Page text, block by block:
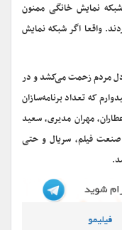
شبکه نمایش خانگی ممنون
واقعا اگر شبکه‌ نمایش
دل مردم زحمت می‌کشد و در
که تعداد برنامه‌سازان
مهران مدیری، سعید
فیلم، سریال و حتی
فیلیمو